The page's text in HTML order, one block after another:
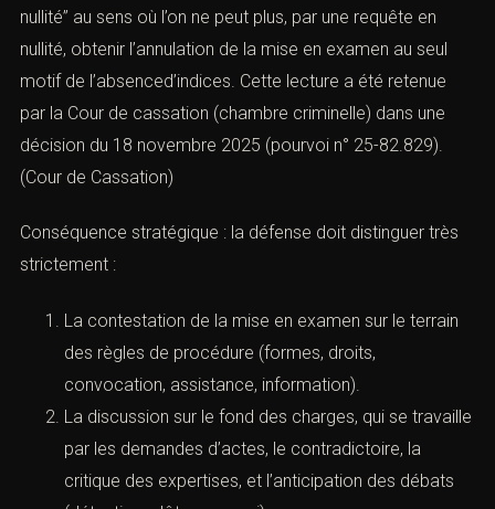
nullité” au sens où l’on ne peut plus, par une requête en
nullité, obtenir l’annulation de la mise en examen au seul
motif de l’absenced’indices. Cette lecture a été retenue
par la Cour de cassation (chambre criminelle) dans une
décision du 18 novembre 2025 (pourvoi n° 25-82.829).
(Cour de Cassation)
Conséquence stratégique : la défense doit distinguer très
strictement :
La contestation de la mise en examen sur le terrain
des règles de procédure (formes, droits,
convocation, assistance, information).
La discussion sur le fond des charges, qui se travaille
par les demandes d’actes, le contradictoire, la
critique des expertises, et l’anticipation des débats